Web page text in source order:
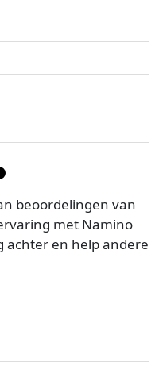
beoordelingen van
met Namino
achter en help andere